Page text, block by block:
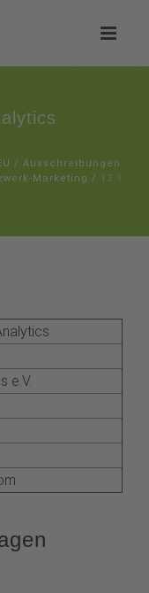
/ Ausschreibungen
Marketing / 12.1
e.V.